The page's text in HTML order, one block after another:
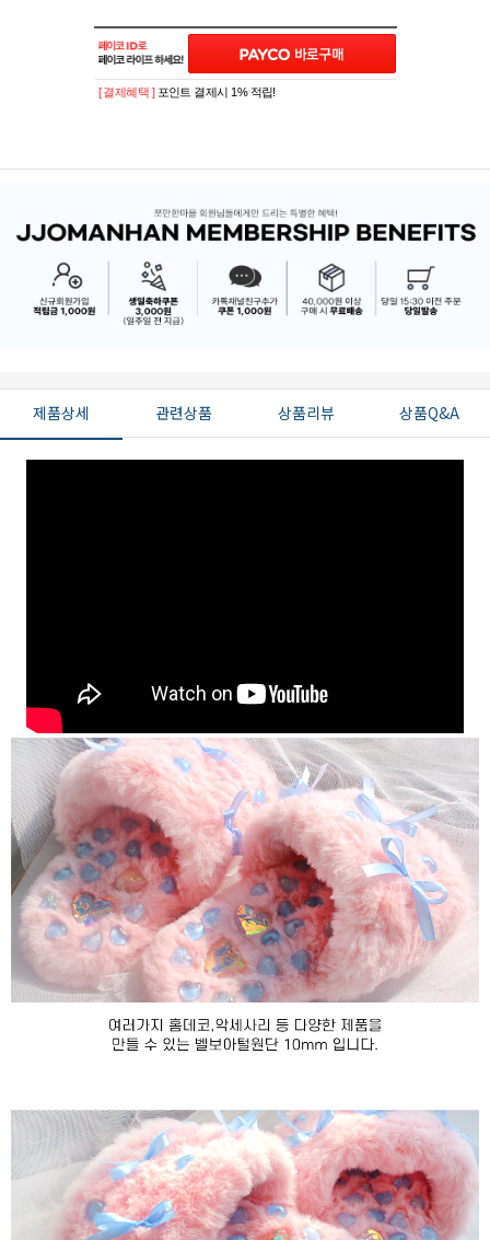
[ 결제혜택 ] 포인트 결제시 1% 적립!
제품상세 관련상품 상품리뷰 상품Q&A